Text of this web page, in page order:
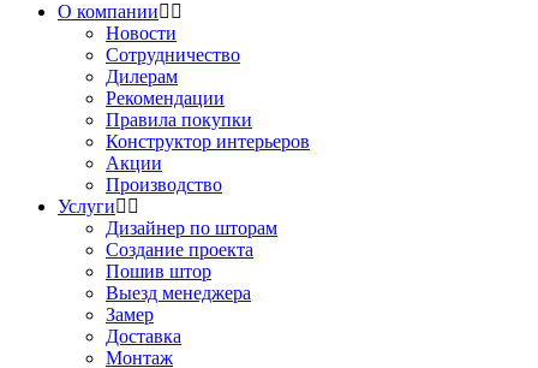
О компании
Новости
Сотрудничество
Дилерам
Рекомендации
Правила покупки
Конструктор интерьеров
Акции
Производство
Услуги
Дизайнер по шторам
Создание проекта
Пошив штор
Выезд менеджера
Замер
Доставка
Монтаж